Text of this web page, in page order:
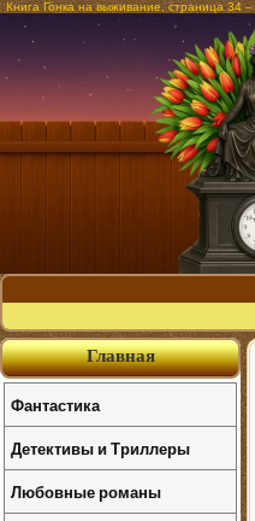
Книга Гонка на выживание, страница 34
Главная
Фантастика
Детективы и Триллеры
Любовные романы